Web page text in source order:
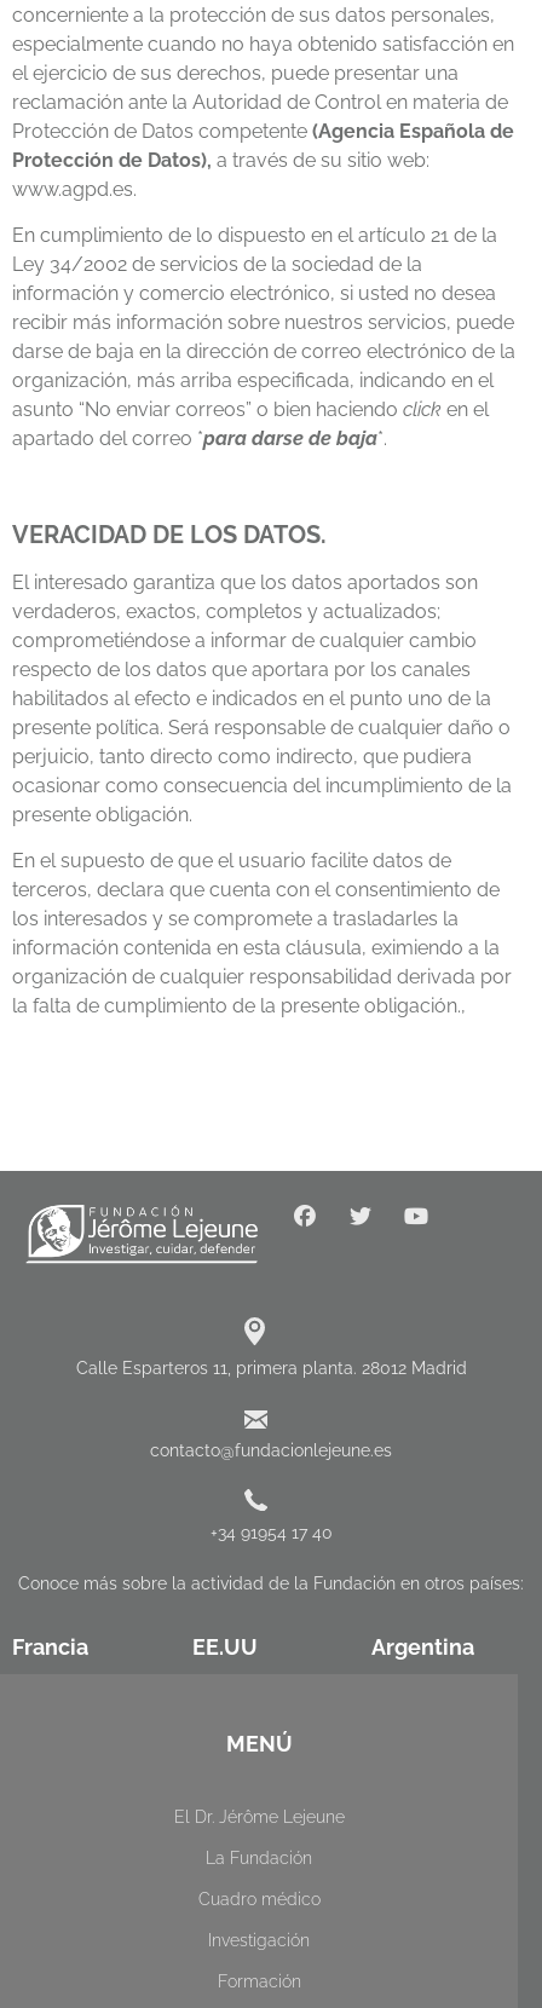
concerniente a la protección de sus datos personales,
especialmente cuando no haya obtenido satisfacción en
el ejercicio de sus derechos, puede presentar una
reclamación ante la Autoridad de Control en materia de
Protección de Datos competente (Agencia Española de
Protección de Datos), a través de su sitio web:
www.agpd.es.
En cumplimiento de lo dispuesto en el artículo 21 de la
Ley 34/2002 de servicios de la sociedad de la
información y comercio electrónico, si usted no desea
recibir más información sobre nuestros servicios, puede
darse de baja en la dirección de correo electrónico de la
organización, más arriba especificada, indicando en el
asunto “No enviar correos” o bien haciendo click en el
apartado del correo *para darse de baja*.
VERACIDAD DE LOS DATOS.
El interesado garantiza que los datos aportados son
verdaderos, exactos, completos y actualizados;
comprometiéndose a informar de cualquier cambio
respecto de los datos que aportara por los canales
habilitados al efecto e indicados en el punto uno de la
presente política. Será responsable de cualquier daño o
perjuicio, tanto directo como indirecto, que pudiera
ocasionar como consecuencia del incumplimiento de la
presente obligación.
En el supuesto de que el usuario facilite datos de
terceros, declara que cuenta con el consentimiento de
los interesados y se compromete a trasladarles la
información contenida en esta cláusula, eximiendo a la
organización de cualquier responsabilidad derivada por
la falta de cumplimiento de la presente obligación.,
Calle Esparteros 11, primera planta. 28012 Madrid
contacto@fundacionlejeune.es
+34 91954 17 40
Conoce más sobre la actividad de la Fundación en otros países:
Francia EE.UU Argentina
MENÚ
El Dr. Jérôme Lejeune
La Fundación
Cuadro médico
Investigación
Formación